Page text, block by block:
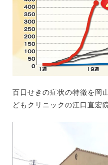
百日せきの症状の特徴を岡
どもクリニックの江口直宏